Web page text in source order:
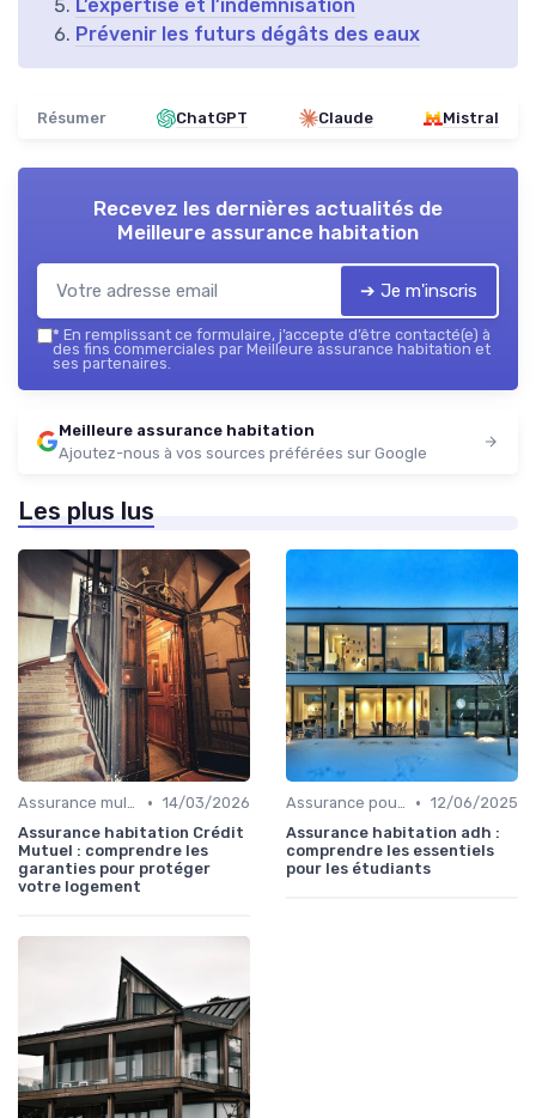
L’expertise et l’indemnisation
Prévenir les futurs dégâts des eaux
Résumer ChatGPT Claude Mistral
Recevez les dernières actualités de
Meilleure assurance habitation
➔ Je m'inscris
* En remplissant ce formulaire, j’accepte d’être contacté(e) à
des fins commerciales par Meilleure assurance habitation et
ses partenaires.
Meilleure assurance habitation
Ajoutez-nous à vos sources préférées sur Google
Les plus lus
Assurance multirisque habitation • 14/03/2026
Assurance habitation Crédit
Mutuel : comprendre les
garanties pour protéger
votre logement
Assurance pour logements étudiants • 12/06/2025
Assurance habitation adh :
comprendre les essentiels
pour les étudiants